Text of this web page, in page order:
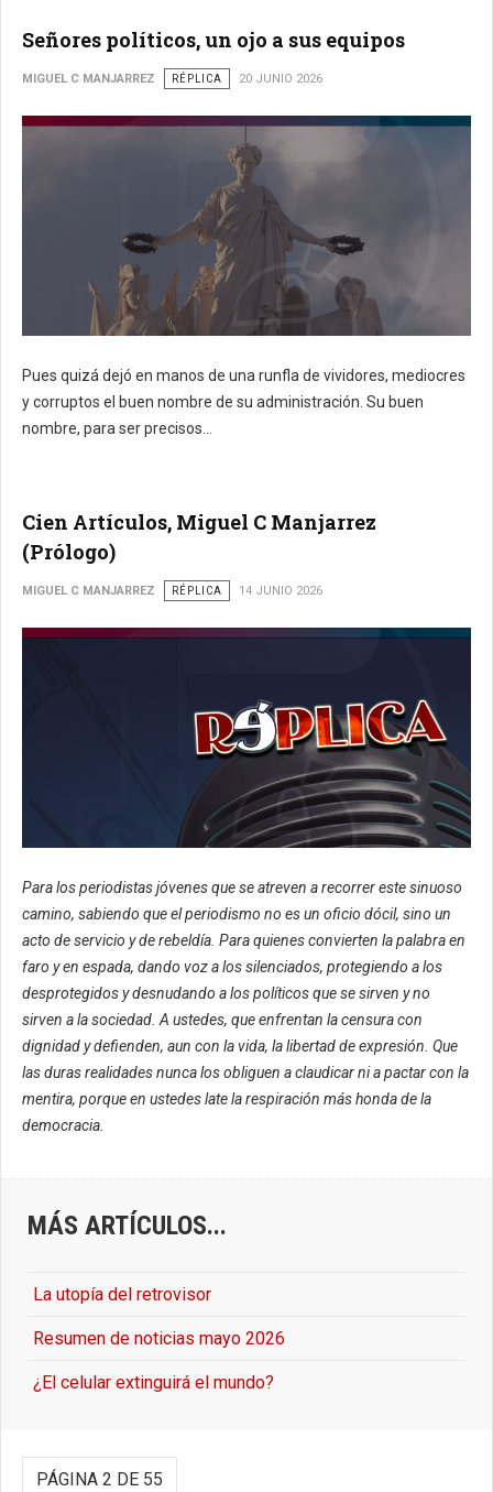
Señores políticos, un ojo a sus equipos
MIGUEL C MANJARREZ RÉPLICA 20 JUNIO 2026
Pues quizá dejó en manos de una runfla de vividores, mediocres
y corruptos el buen nombre de su administración. Su buen
nombre, para ser precisos...
Cien Artículos, Miguel C Manjarrez
(Prólogo)
MIGUEL C MANJARREZ RÉPLICA 14 JUNIO 2026
Para los periodistas jóvenes que se atreven a recorrer este sinuoso
camino, sabiendo que el periodismo no es un oficio dócil, sino un
acto de servicio y de rebeldía. Para quienes convierten la palabra en
faro y en espada, dando voz a los silenciados, protegiendo a los
desprotegidos y desnudando a los políticos que se sirven y no
sirven a la sociedad. A ustedes, que enfrentan la censura con
dignidad y defienden, aun con la vida, la libertad de expresión. Que
las duras realidades nunca los obliguen a claudicar ni a pactar con la
mentira, porque en ustedes late la respiración más honda de la
democracia.
MÁS ARTÍCULOS...
La utopía del retrovisor
Resumen de noticias mayo 2026
¿El celular extinguirá el mundo?
PÁGINA 2 DE 55